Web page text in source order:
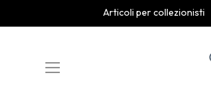
spedizioni rapide
Content